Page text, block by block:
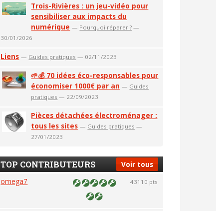
Trois-Rivières : un jeu-vidéo pour
sensibiliser aux impacts du
numérique — Pourquoi réparer ? —
30/01/2026
Liens — Guides pratiques — 02/11/2023
🌱💰 70 idées éco-responsables pour
économiser 1000€ par an — Guides
pratiques — 22/09/2023
Pièces détachées électroménager :
tous les sites — Guides pratiques —
27/01/2023
Voir tous
TOP CONTRIBUTEURS
omega7 43110 pts